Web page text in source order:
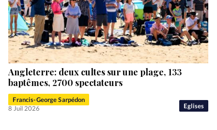
Eglises
Angleterre: deux cultes sur une plage, 133
baptêmes, 2700 spectateurs
Francis-George Sarpédon
8 Juil 2026